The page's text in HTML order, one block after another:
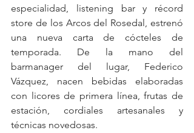
especialidad, listening bar y récord
store de los Arcos del Rosedal, estrenó
una nueva carta de cócteles de
temporada. De la mano del
barmanager del lugar, Federico
Vázquez, nacen bebidas elaboradas
con licores de primera línea, frutas de
estación, cordiales artesanales y
técnicas novedosas.